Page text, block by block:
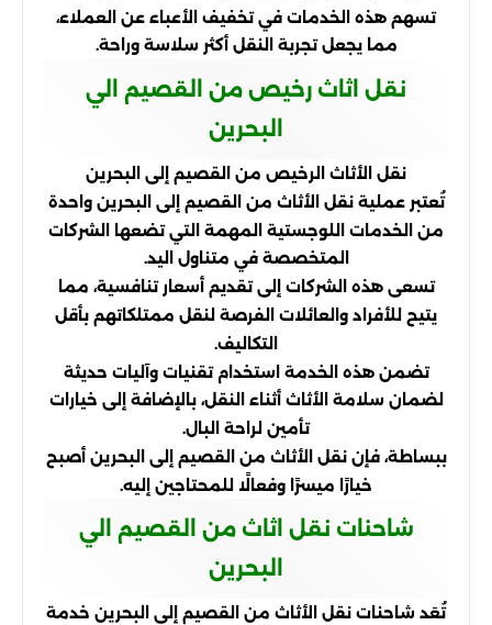
تسهم هذه الخدمات في تخفيف الأعباء عن العملاء،
مما يجعل تجربة النقل أكثر سلاسة وراحة.
نقل اثاث رخيص من القصيم الي
البحرين
نقل الأثاث الرخيص من القصيم إلى البحرين
تُعتبر عملية نقل الأثاث من القصيم إلى البحرين واحدة
من الخدمات اللوجستية المهمة التي تضعها الشركات
المتخصصة في متناول اليد.
تسعى هذه الشركات إلى تقديم أسعار تنافسية، مما
يتيح للأفراد والعائلات الفرصة لنقل ممتلكاتهم بأقل
التكاليف.
تضمن هذه الخدمة استخدام تقنيات وآليات حديثة
لضمان سلامة الأثاث أثناء النقل، بالإضافة إلى خيارات
تأمين لراحة البال.
ببساطة، فإن نقل الأثاث من القصيم إلى البحرين أصبح
خيارًا ميسرًا وفعالًا للمحتاجين إليه.
شاحنات نقل اثاث من القصيم الي
البحرين
تُعَد شاحنات نقل الأثاث من القصيم إلى البحرين خدمة